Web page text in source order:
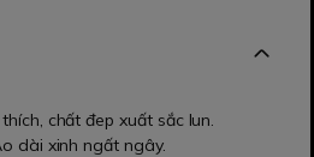
chất đep xuất sắc lun.
dài xinh ngất ngây.